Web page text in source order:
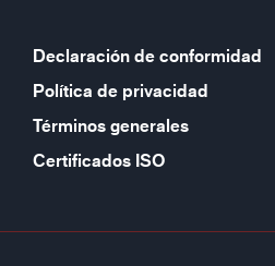
Declaración de conformidad
Política de privacidad
Términos generales
Certificados ISO